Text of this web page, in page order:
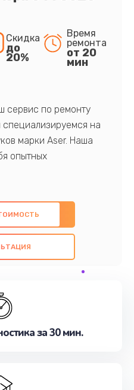
Скидка
до
20%
Время
ремонта
от 20
мин
сервис по ремонту
на
марки Aser. Наша
опытных
знаниями и
ремонт с
компонентов, а
всех
цель - предоставить
записаться на
за 30 мин.